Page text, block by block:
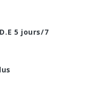
5 jours/7